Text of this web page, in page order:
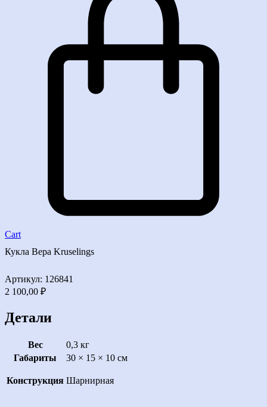
Cart
Кукла Вера Kruselings
Артикул: 126841
2 100,00 ₽
Детали
Вес
0,3 кг
Габариты
30 × 15 × 10 см
Конструкция Шарнирная